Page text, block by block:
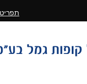
תפריט